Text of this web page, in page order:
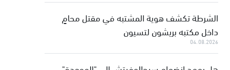
الشرطة تكشف هوية المشتبه في مقتل محامٍ
داخل مكتبه بريشون لتسيون
04.08.2026